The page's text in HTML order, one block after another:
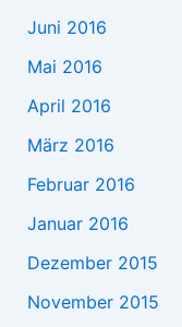
Juni 2016
Mai 2016
April 2016
März 2016
Februar 2016
Januar 2016
Dezember 2015
November 2015